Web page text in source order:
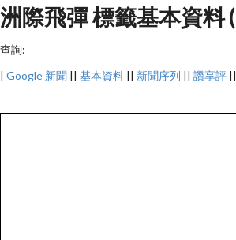
洲際飛彈 標籤基本資料
查詢:
| Google 新聞 || 基本資料 || 新聞序列 || 讚享評 ||